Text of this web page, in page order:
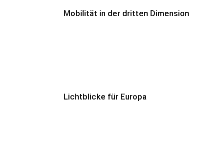
Mobilität in der dritten Dimension
Lichtblicke für Europa